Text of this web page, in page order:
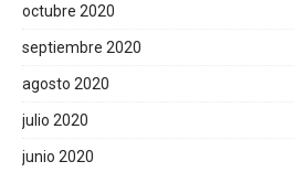
octubre 2020
septiembre 2020
agosto 2020
julio 2020
junio 2020